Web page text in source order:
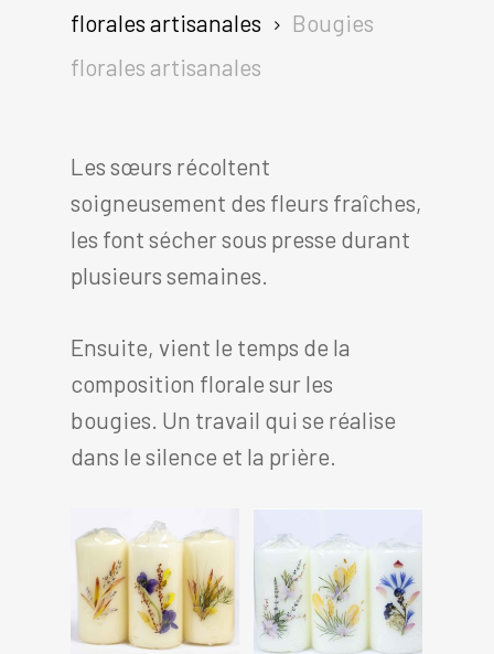
florales artisanales
Bougies
florales artisanales
Les sœurs récoltent
soigneusement des fleurs fraîches,
les font sécher sous presse durant
plusieurs semaines.
Ensuite, vient le temps de la
composition florale sur les
bougies. Un travail qui se réalise
dans le silence et la prière.